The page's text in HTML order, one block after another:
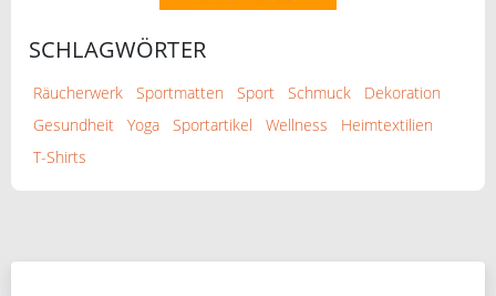
SCHLAGWÖRTER
Räucherwerk Sportmatten Sport Schmuck
Dekoration
Gesundheit
Yoga Sportartikel Wellness
Heimtextilien
T-Shirts